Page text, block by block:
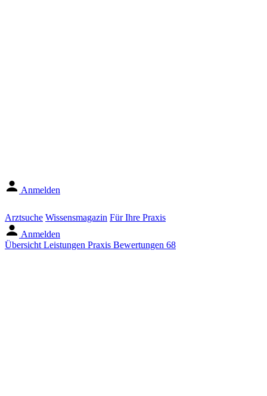
Anmelden
Arztsuche Wissensmagazin Für Ihre Praxis
Anmelden
Übersicht Leistungen Praxis Bewertungen 68